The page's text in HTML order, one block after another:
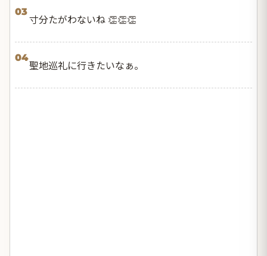
03
寸分たがわないね 👏👏👏
04
聖地巡礼に行きたいなぁ。